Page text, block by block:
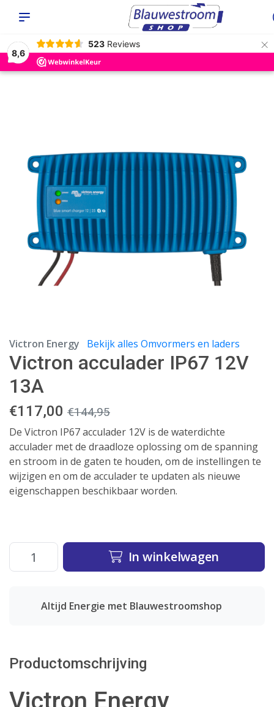
8,6
523 Reviews ×
Victron Energy Bekijk alles Omvormers en laders
Victron acculader IP67 12V
13A
€117,00 €144,95
De Victron IP67 acculader 12V is de waterdichte
acculader met de draadloze oplossing om de spanning
en stroom in de gaten te houden, om de instellingen te
wijzigen en om de acculader te updaten als nieuwe
eigenschappen beschikbaar worden.
In winkelwagen
Altijd Energie met Blauwestroomshop
Productomschrijving
Victron Energy